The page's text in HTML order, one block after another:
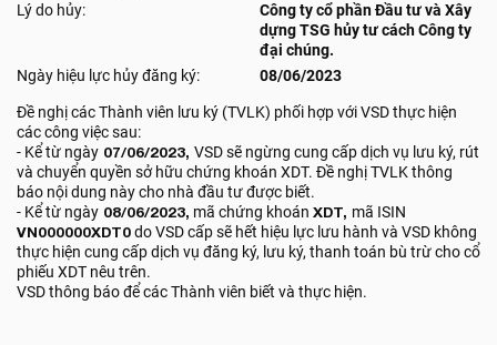
Lý do hủy:
Công ty cổ phần Đầu tư và Xây
dựng TSG hủy tư cách Công ty
đại chúng.
Ngày hiệu lực hủy đăng ký:
08/06/2023
Đề nghị các Thành viên lưu ký (TVLK) phối hợp với VSD thực hiện
các công việc sau:
- Kể từ ngày 07/06/2023, VSD sẽ ngừng cung cấp dịch vụ lưu ký, rút
và chuyển quyền sở hữu chứng khoán XDT. Đề nghị TVLK thông
báo nội dung này cho nhà đầu tư được biết.
- Kể từ ngày 08/06/2023, mã chứng khoán XDT, mã ISIN
VN000000XDT0do VSD cấp sẽ hết hiệu lực lưu hành và VSD không
thực hiện cung cấp dịch vụ đăng ký, lưu ký, thanh toán bù trừ cho cổ
phiếu XDT nêu trên.
VSD thông báo để các Thành viên biết và thực hiện.